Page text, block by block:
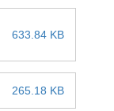
633.84 KB
265.18 KB